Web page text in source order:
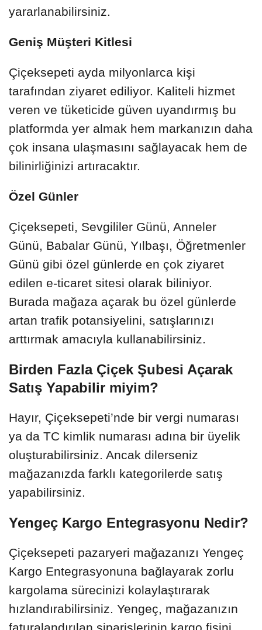
yararlanabilirsiniz.
Geniş Müşteri Kitlesi
Çiçeksepeti ayda milyonlarca kişi
tarafından ziyaret ediliyor. Kaliteli hizmet
veren ve tüketicide güven uyandırmış bu
platformda yer almak hem markanızın daha
çok insana ulaşmasını sağlayacak hem de
bilinirliğinizi artıracaktır.
Özel Günler
Çiçeksepeti, Sevgililer Günü, Anneler
Günü, Babalar Günü, Yılbaşı, Öğretmenler
Günü gibi özel günlerde en çok ziyaret
edilen e-ticaret sitesi olarak biliniyor.
Burada mağaza açarak bu özel günlerde
artan trafik potansiyelini, satışlarınızı
arttırmak amacıyla kullanabilirsiniz.
Birden Fazla Çiçek Şubesi Açarak
Satış Yapabilir miyim?
Hayır, Çiçeksepeti’nde bir vergi numarası
ya da TC kimlik numarası adına bir üyelik
oluşturabilirsiniz. Ancak dilerseniz
mağazanızda farklı kategorilerde satış
yapabilirsiniz.
Yengeç Kargo Entegrasyonu Nedir?
Çiçeksepeti pazaryeri mağazanızı Yengeç
Kargo Entegrasyonuna bağlayarak zorlu
kargolama sürecinizi kolaylaştırarak
hızlandırabilirsiniz. Yengeç, mağazanızın
faturalandırılan siparişlerinin kargo fişini